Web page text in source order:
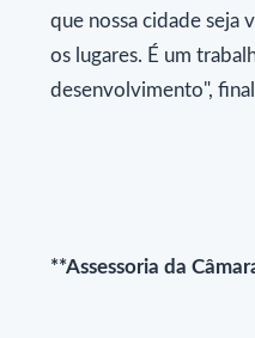
que nossa cidade seja
os lugares. É um
desenvolvimento",
**Assessoria da